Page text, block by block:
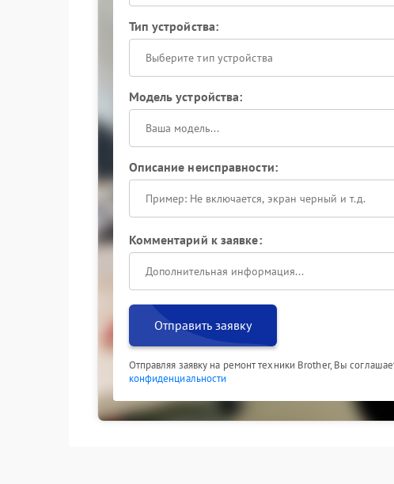
Тип устройства:
Выберите тип устройства
Модель устройства:
Описание неисправности:
Комментарий к заявке:
Отправить заявку
Отправляя заявку на ремонт техники Brother, Вы
конфиденциальности